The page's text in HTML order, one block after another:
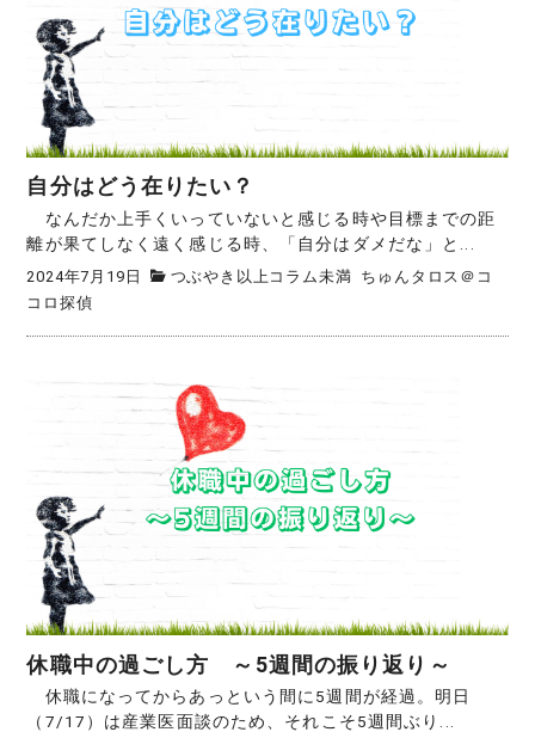
自分はどう在りたい？
なんだか上手くいっていないと感じる時や目標までの距
離が果てしなく遠く感じる時、「自分はダメだな」と...
2024年7月19日 つぶやき以上コラム未満 ちゅんタロス＠コ
コロ探偵
休職中の過ごし方 ～5週間の振り返り～
休職になってからあっという間に5週間が経過。明日
（7/17）は産業医面談のため、それこそ5週間ぶり...